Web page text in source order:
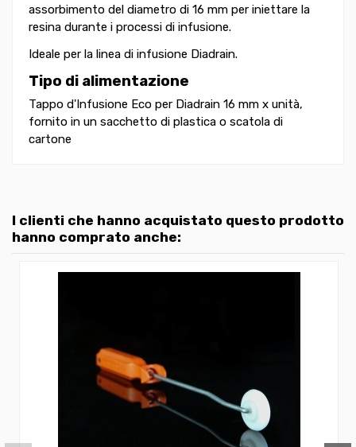
assorbimento del diametro di 16 mm per iniettare la
resina durante i processi di infusione.
Ideale per la linea di infusione Diadrain.
Tipo di alimentazione
Tappo d'Infusione Eco per Diadrain 16 mm x unità,
fornito in un sacchetto di plastica o scatola di
cartone
I clienti che hanno acquistato questo prodotto
hanno comprato anche: